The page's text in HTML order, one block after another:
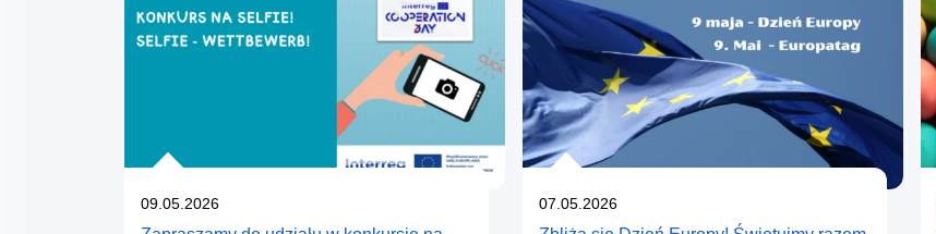
Opublikowano
09.05.2026 Opublikowano
07.05.2026